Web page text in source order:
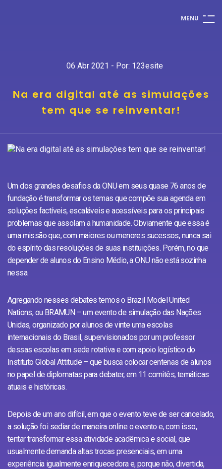
MENU
06 Abr 2021 - Por: 123esite
Na era digital até as simulações
tem que se reinventar!
Um dos grandes desafios da ONU em seus quase 76 anos de
fundação é transformar os temas que compõe sua agenda em
soluções factíveis, escaláveis e acessíveis para os principais
problemas que assolam a humanidade. Obviamente que essa é
uma missão que, com maiores ou menores sucessos, nunca sai
do espírito das resoluções de suas instituições. Porém, no que
depender de alunos do Ensino Médio, a ONU não está sozinha
nessa.
Agregando nesses debates temos o Brazil Model United
Nations, ou BRAMUN – um evento de simulação das Nações
Unidas, organizado por alunos de vinte uma escolas
internacionais do Brasil, supervisionados por um professor
dessas escolas em sede rotativa e com apoio logístico do
Instituto Global Attitude – que busca colocar centenas de alunos
no papel de diplomatas para debater, em 11 comitês, temáticas
atuais e históricas.
Depois de um ano difícil, em que o evento teve de ser cancelado,
a solução foi sediar de maneira online o evento e, com isso,
tentar transformar essa atividade acadêmica e social, que
usualmente demanda altas trocas presenciais, em uma
experiência igualmente enriquecedora e, porque não, divertida,